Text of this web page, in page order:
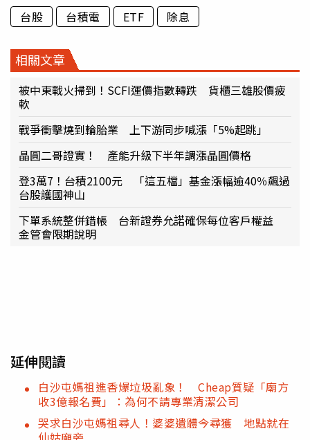
台股 台積電 ETF 除息
相關文章
被中東戰火掃到！SCFI運價指數轉跌 貨櫃三雄股價疲
軟
戰爭衝擊燒到輪胎業 上下游同步喊漲「5%起跳」
晶圓二哥證實！ 產能升級下半年調漲晶圓價格
登3萬7！台積2100元 「這五檔」基金漲幅逾40％飆過
台股護國神山
下單系統整併錯帳 台新證券允諾確保每位客戶權益
金管會限期說明
延伸閱讀
白沙屯媽祖進香爆垃圾亂象！ Cheap質疑「廟方
收3億報名費」：為何不請專業清潔公司
哭求白沙屯媽祖尋人！婆婆遺體今尋獲 地點就在